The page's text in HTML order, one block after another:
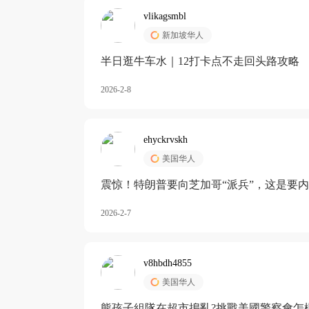
vlikagsmbl
新加坡华人
半日逛牛车水｜12打卡点不走回头路攻略
2026-2-8
ehyckrvskh
美国华人
震惊！特朗普要向芝加哥“派兵”，这是要
2026-2-7
v8hbdh4855
美国华人